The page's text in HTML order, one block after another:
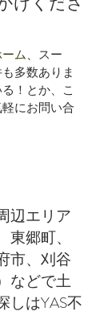
ム、スー
多数ありま
！とか、こ
にお問い合
辺エリア
東郷町、
市、刈谷
などで土
しはYAS不